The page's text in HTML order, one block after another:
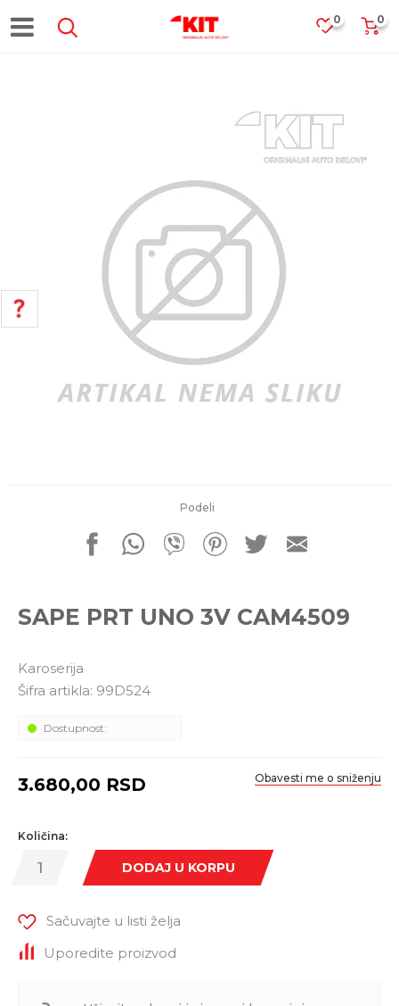
0
0
Podeli
SAPE PRT UNO 3V CAM4509
Karoserija
Šifra artikla: 99D524
Dostupnost:
3.680,00 RSD Obavesti me o sniženju
Količina:
DODAJ U KORPU
Sačuvajte u listi želja
Uporedite proizvod
POMOĆ PRI KUPOVINI
Za više informacija, pomoć i
porudžbine
Pišite nam
office@kitcommerce.rs